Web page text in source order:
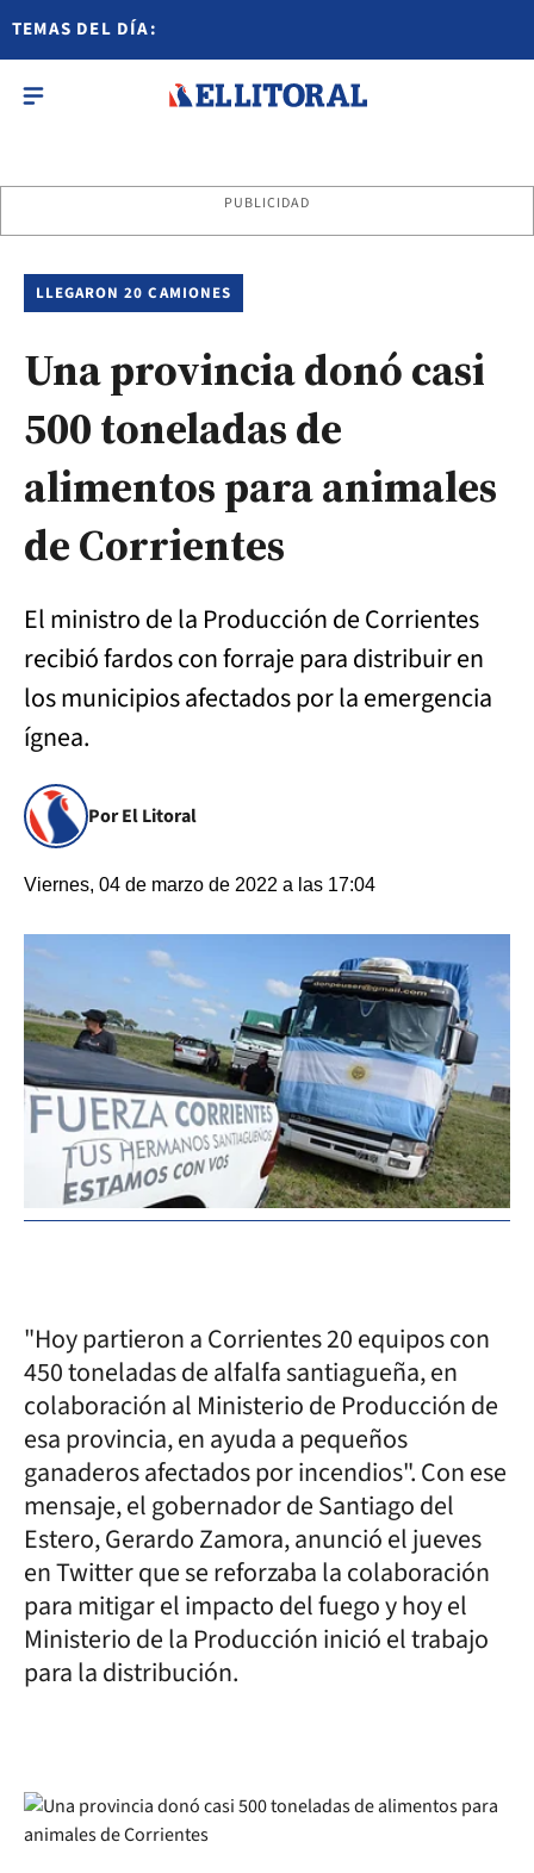
TEMAS DEL DÍA:
PUBLICIDAD
LLEGARON 20 CAMIONES
Una provincia donó casi
500 toneladas de
alimentos para animales
de Corrientes
El ministro de la Producción de Corrientes
recibió fardos con forraje para distribuir en
los municipios afectados por la emergencia
ígnea.
Por El Litoral
Viernes, 04 de marzo de 2022 a las 17:04
"Hoy partieron a Corrientes 20 equipos con
450 toneladas de alfalfa santiagueña, en
colaboración al Ministerio de Producción de
esa provincia, en ayuda a pequeños
ganaderos afectados por incendios". Con ese
mensaje, el gobernador de Santiago del
Estero, Gerardo Zamora, anunció el jueves
en Twitter que se reforzaba la colaboración
para mitigar el impacto del fuego y hoy el
Ministerio de la Producción inició el trabajo
para la distribución.